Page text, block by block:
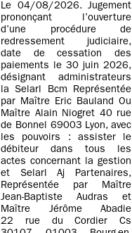
Le 04/08/2026. Jugement
prononçant l’ouverture
d’une procédure de
redressement judiciaire,
date de cessation des
paiements le 30 juin 2026,
désignant administrateurs
la Selarl Bcm Représentée
par Maître Eric Bauland Ou
Maître Alain Niogret 40 rue
de Bonnel 69003 Lyon, avec
les pouvoirs : assister le
débiteur dans tous les
actes concernant la gestion
et Selarl Aj Partenaires,
Représentée par Maître
Jean-Baptiste Audras et
Maître Jérôme Abadie
22 rue du Cordier Cs